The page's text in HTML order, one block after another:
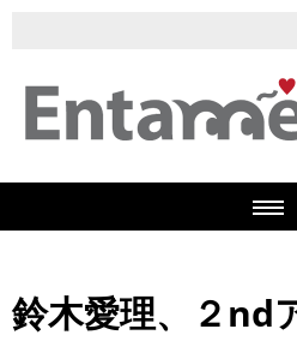
鈴木愛理、２nd